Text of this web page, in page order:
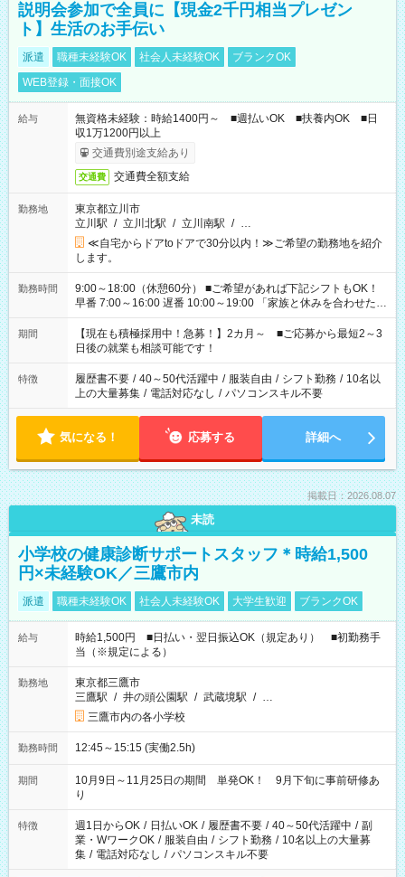
説明会参加で全員に【現金2千円相当プレゼン
ト】生活のお手伝い
派遣 職種未経験OK 社会人未経験OK
ブランクOK
WEB登録・面接OK
給与
無資格未経験：時給1400円～ ■週払いOK ■扶養内OK ■日
収1万1200円以上
交通費別途支給あり
交通費 交通費全額支給
勤務地
東京都立川市
立川駅 / 立川北駅 / 立川南駅 / …
≪自宅からドアtoドアで30分以内！≫ご希望の勤務地を紹介
します。
勤務時間
9:00～18:00（休憩60分） ■ご希望があれば下記シフトもOK！
早番 7:00～16:00 遅番 10:00～19:00 「家族と休みを合わせた
い」 「余裕を持って夕飯の準備がしたい」 「できれば残業はし
たくない」 など、ご希望を教えてくださいね。 ※Wワーク希望
の方へ 今ご覧のお仕事で希望する勤務時間と、もう1つのお仕事
の勤務時間。 合計で週40時間を超える場合は応募できません。
期間
【現在も積極採用中！急募！】2カ月～ ■ご応募から最短2～3
日後の就業も相談可能です！
特徴 履歴書不要 / 40～50代活躍中 / 服装自由 / シフト勤務 / 10名以
上の大量募集 / 電話対応なし / パソコンスキル不要
気になる！ 応募する 詳細へ
掲載日：2026.08.07
未読
小学校の健康診断サポートスタッフ＊時給1,500
円×未経験OK／三鷹市内
派遣 職種未経験OK 社会人未経験OK 大学生歓迎 ブランクOK
給与
時給1,500円 ■日払い・翌日振込OK（規定あり） ■初勤務手
当（※規定による）
勤務地
東京都三鷹市
三鷹駅 / 井の頭公園駅 / 武蔵境駅 / …
三鷹市内の各小学校
勤務時間 12:45～15:15 (実働2.5h)
期間
10月9日～11月25日の期間 単発OK！ 9月下旬に事前研修あ
り
特徴 週1日からOK / 日払いOK / 履歴書不要 / 40～50代活躍中 / 副
業・WワークOK / 服装自由 / シフト勤務 / 10名以上の大量募
集 / 電話対応なし / パソコンスキル不要